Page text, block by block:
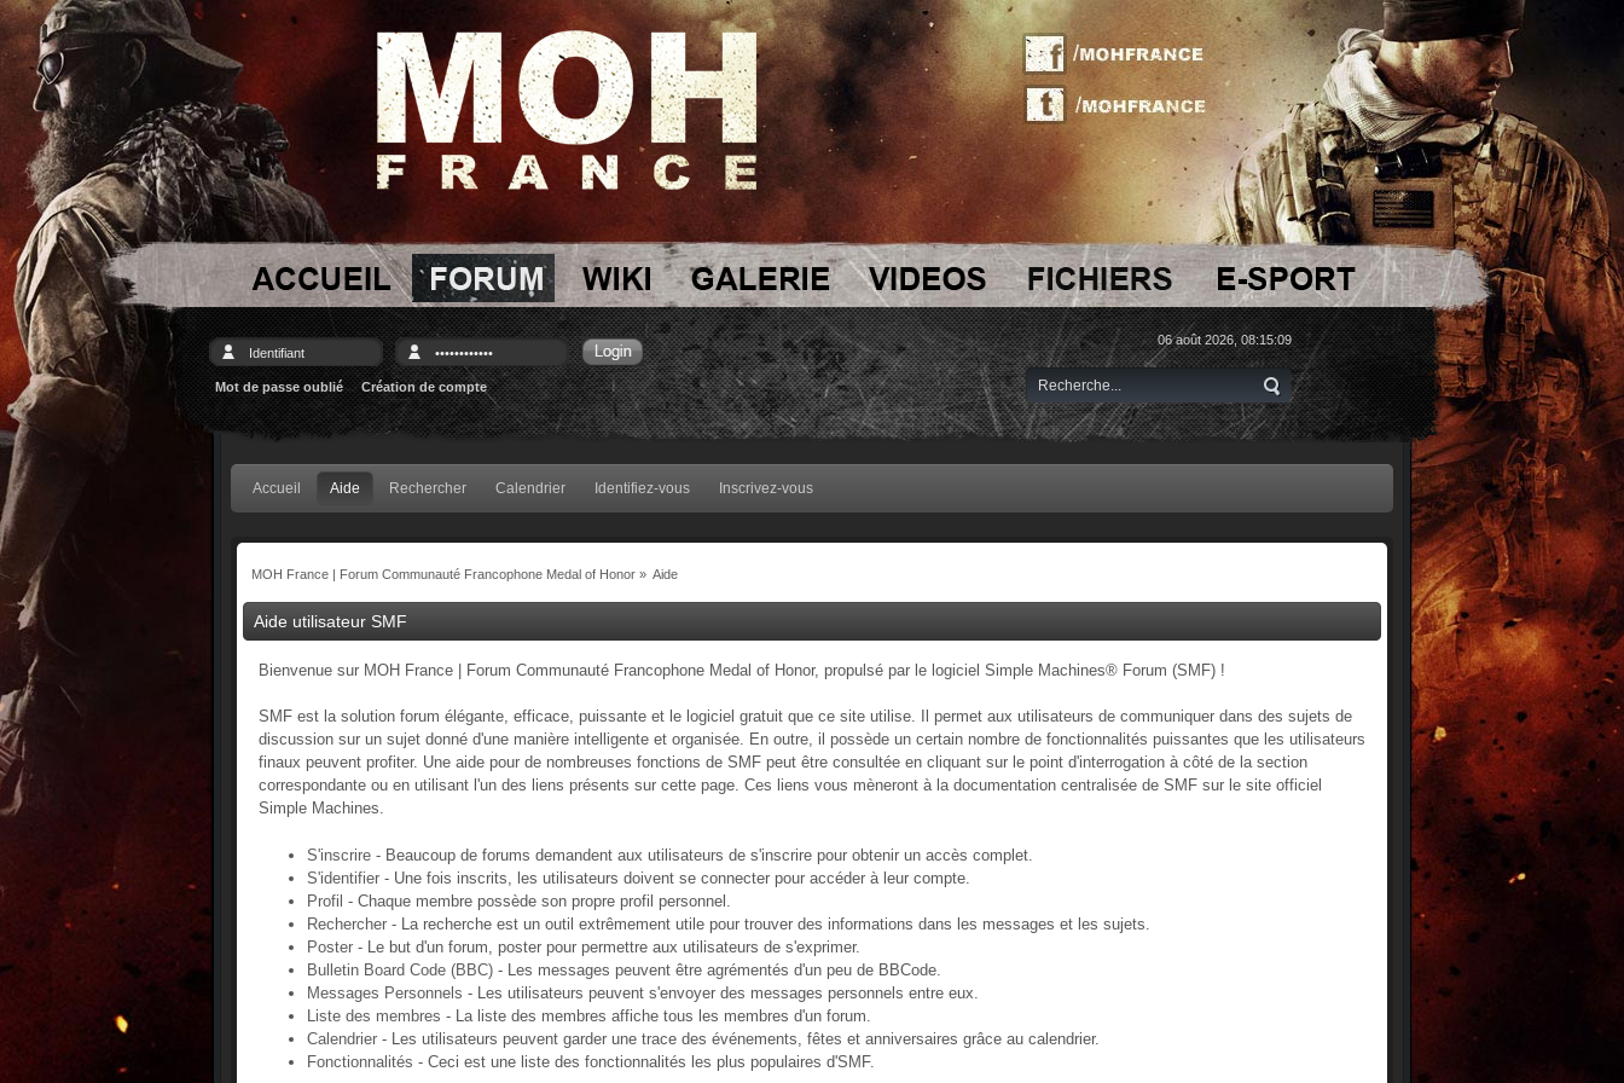
Mot de passe oublié Création de compte
06 août 2026, 08:15:09
Accueil Aide Rechercher Calendrier Identifiez-vous Inscrivez-vous
MOH France | Forum Communauté Francophone Medal of Honor» Aide
Aide utilisateur SMF
Bienvenue sur MOH France | Forum Communauté Francophone Medal of Honor, propulsé par le logiciel Simple Machines® Forum (SMF) !
SMF est la solution forum élégante, efficace, puissante et le logiciel gratuit que ce site utilise. Il permet aux utilisateurs de communiquer dans des sujets de
discussion sur un sujet donné d'une manière intelligente et organisée. En outre, il possède un certain nombre de fonctionnalités puissantes que les utilisateurs
finaux peuvent profiter. Une aide pour de nombreuses fonctions de SMF peut être consultée en cliquant sur le point d'interrogation à côté de la section
correspondante ou en utilisant l'un des liens présents sur cette page. Ces liens vous mèneront à la documentation centralisée de SMF sur le site officiel
Simple Machines.
S'inscrire - Beaucoup de forums demandent aux utilisateurs de s'inscrire pour obtenir un accès complet.
S'identifier - Une fois inscrits, les utilisateurs doivent se connecter pour accéder à leur compte.
Profil - Chaque membre possède son propre profil personnel.
Rechercher - La recherche est un outil extrêmement utile pour trouver des informations dans les messages et les sujets.
Poster - Le but d'un forum, poster pour permettre aux utilisateurs de s'exprimer.
Bulletin Board Code (BBC) - Les messages peuvent être agrémentés d'un peu de BBCode.
Messages Personnels - Les utilisateurs peuvent s'envoyer des messages personnels entre eux.
Liste des membres - La liste des membres affiche tous les membres d'un forum.
Calendrier - Les utilisateurs peuvent garder une trace des événements, fêtes et anniversaires grâce au calendrier.
Fonctionnalités - Ceci est une liste des fonctionnalités les plus populaires d'SMF.